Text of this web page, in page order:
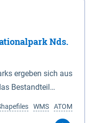
Nds.
ergeben sich aus
Bestandteil
2), 2.
ATOM
WMS